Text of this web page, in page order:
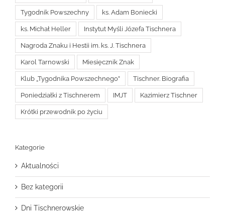
Tygodnik Powszechny ks. Adam Boniecki
ks. Michał Heller Instytut Myśli Józefa Tischnera
Nagroda Znaku i Hestii im. ks. J. Tischnera
Karol Tarnowski Miesięcznik Znak
Klub „Tygodnika Powszechnego” Tischner. Biografia
Poniedziałki z Tischnerem IMJT Kazimierz Tischner
Krótki przewodnik po życiu
Kategorie
Aktualności
Bez kategorii
Dni Tischnerowskie